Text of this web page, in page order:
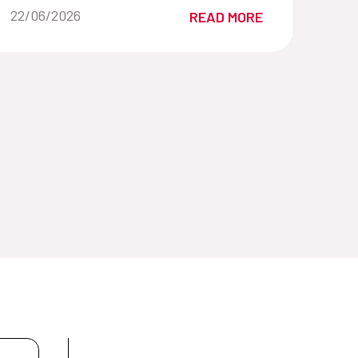
FNUAP
Date of the news::
22/06/2026 READ MORE